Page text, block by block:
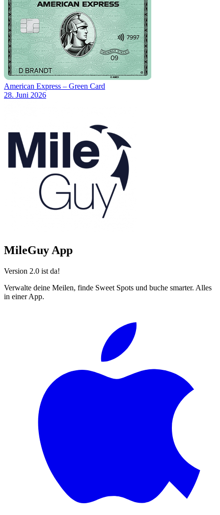
American Express – Green Card
28. Juni 2026
MileGuy App
Version 2.0 ist da!
Verwalte deine Meilen, finde Sweet Spots und buche smarter. Alles
in einer App.